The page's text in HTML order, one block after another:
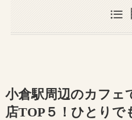
小倉駅周辺のカフェ
店TOP５！ひとりで